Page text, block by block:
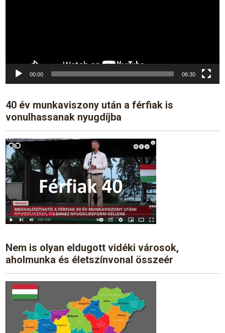
00:00 06:30
40 év munkaviszony után a férfiak is
vonulhassanak nyugdíjba
Nem is olyan eldugott vidéki városok,
aholmunka és életszínvonal összeér